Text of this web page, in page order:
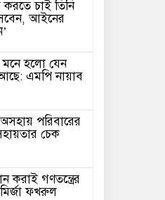
করতে চাই তিনি
আইনের
মনে হলো যেন
এমপি নায়াব
পরিবারের
চেক
করাই গণতন্ত্রের
ফখরুল